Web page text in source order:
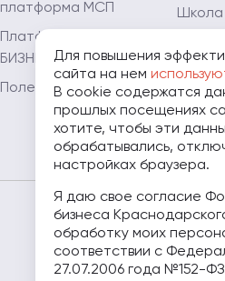
платформа МСП
Платформа «ЗA
БИЗНЕС.РФ»
Полезные ресурсы
Школа
Мой
Бизнес
8
Для повышения
сайта на нем
В cookie содержатся
прошлых посещениях
хотите, чтобы эти
обрабатывались,
настройках браузера.
Я даю свое согласие
бизнеса
обработку моих
соответствии с
27.07.2006 года №152-